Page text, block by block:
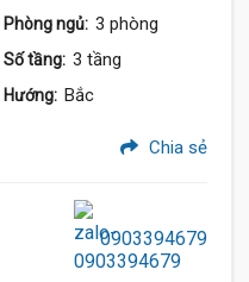
Phòng ngủ: 3 phòng
Số tầng: 3 tầng
Hướng: Bắc
Chia sẻ
0903394679